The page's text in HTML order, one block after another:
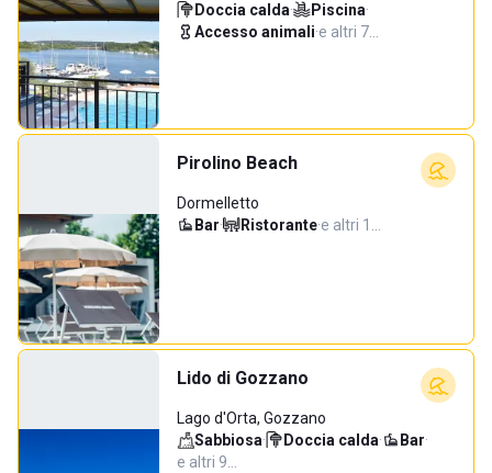
Doccia calda· Piscina·
Accesso animali·e altri 7…
Pirolino Beach
Dormelletto
Bar· Ristorante·e altri 1…
Lido di Gozzano
Lago d'Orta, Gozzano
Sabbiosa· Doccia calda· Bar·
e altri 9…